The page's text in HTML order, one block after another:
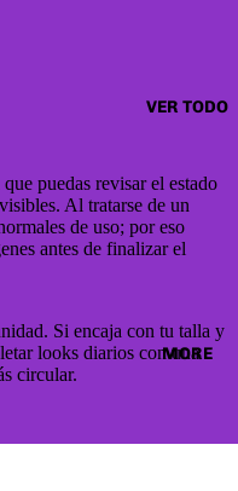
OTHER
BLUSA
S
CAMIS
VESTID
OS
HOODI
SHIRTS
SWEAT
RS
CAMIS
VER TODO
MORE
puedas revisar el estado
Al tratarse de un
de uso; por eso
antes de finalizar el
Si encaja con tu talla y
looks diarios con una
circular.